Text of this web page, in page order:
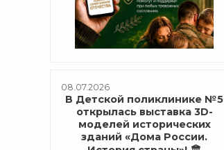
08.07.2026
В Детской поликлинике №5
открылась выставка 3D-
моделей исторических
зданий «Дома России.